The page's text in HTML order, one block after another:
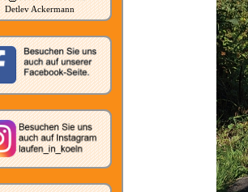
Detlev Ackermann